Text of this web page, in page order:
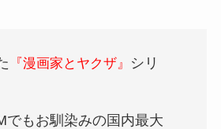
『漫画家とヤクザ』
シリ
でもお馴染みの国内最大